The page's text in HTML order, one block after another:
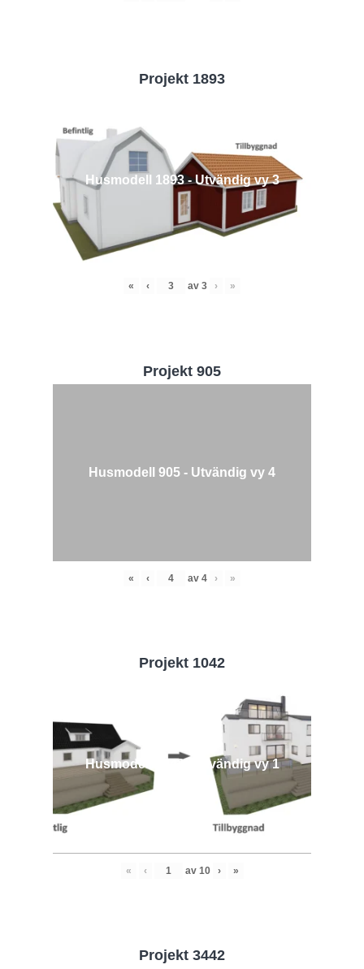
Projekt 1893
Husmodell 1893 - Utvändig vy 3
« ‹ av 3 › »
Projekt 905
Husmodell 905 - Utvändig vy 4
« ‹ av 4 › »
Projekt 1042
Husmodell 1042 - Utvändig vy 1
« ‹ av 10 › »
Projekt 3442